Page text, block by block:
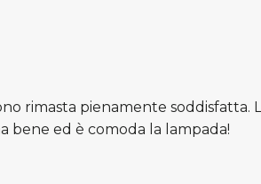
rimasta pienamente
bene ed è comoda la lampada!
ISCRIVITI
Cliccando "Iscriviti" confermi di voler